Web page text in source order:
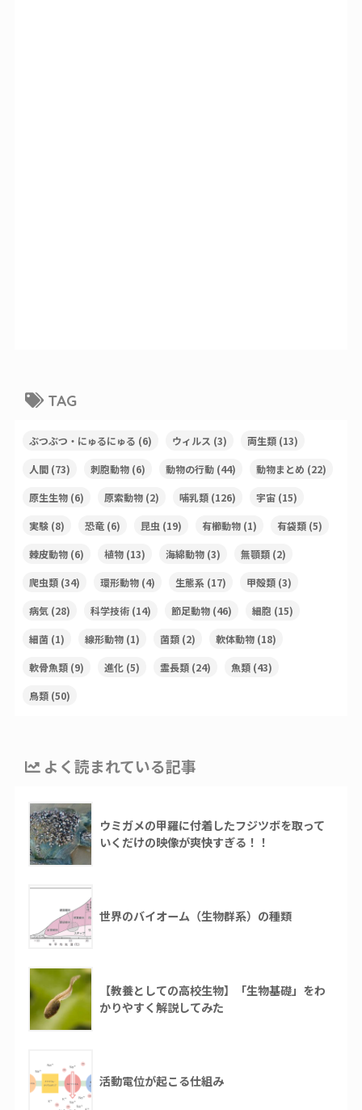
TAG
ぶつぶつ・にゅるにゅる (6) ウィルス (3) 両生類(13)
人間(73) 刺胞動物(6) 動物の行動(44) 動物まとめ (22)
原生生物(6) 原索動物(2) 哺乳類(126) 宇宙(15)
実験(8) 恐竜(6) 昆虫 (19) 有櫛動物(1) 有袋類(5)
棘皮動物(6) 植物(13) 海綿動物(3) 無顎類(2)
爬虫類(34) 環形動物(4) 生態系(17) 甲殻類(3)
病気(28) 科学技術(14) 節足動物(46) 細胞 (15)
細菌(1) 線形動物(1) 菌類(2) 軟体動物(18)
軟骨魚類(9) 進化(5) 霊長類(24) 魚類(43)
鳥類(50)
よく読まれている記事
ウミガメの甲羅に付着したフジツボを取って
いくだけの映像が爽快すぎる！！
世界のバイオーム（生物群系）の種類
【教養としての高校生物】「生物基礎」をわ
かりやすく解説してみた
活動電位が起こる仕組み